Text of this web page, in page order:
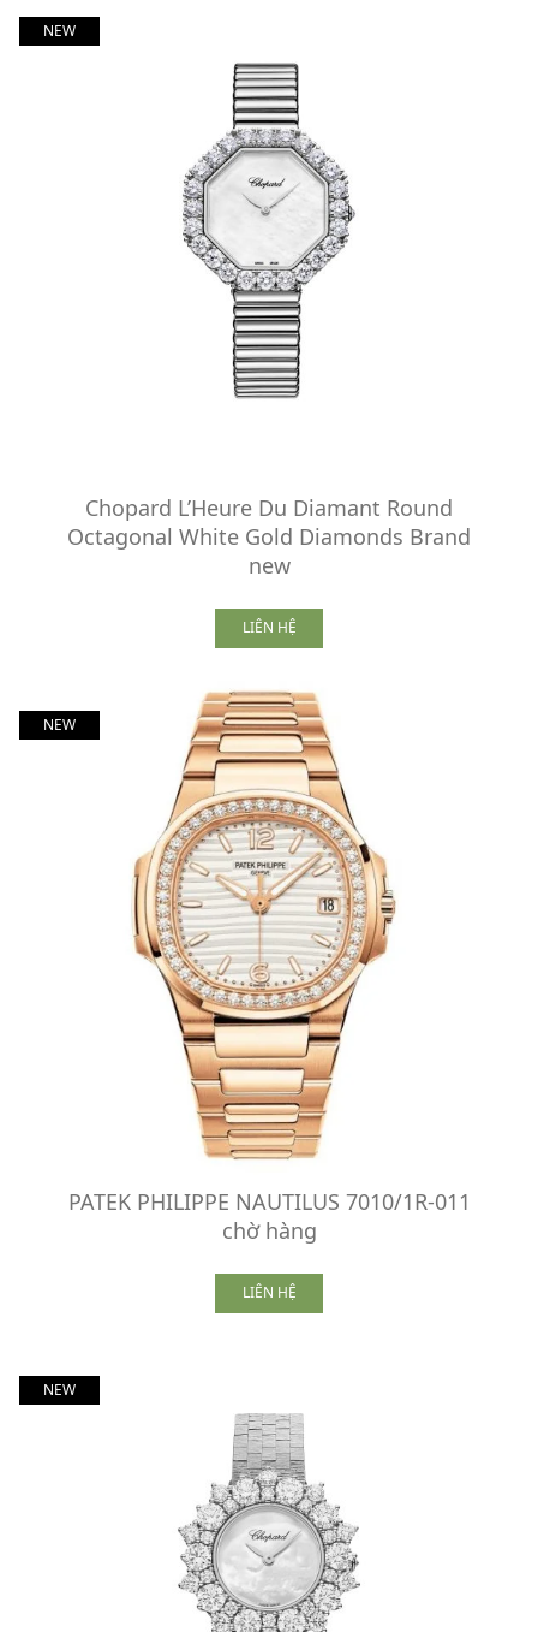
NEW
Chopard L’Heure Du Diamant Round
Octagonal White Gold Diamonds Brand
new
LIÊN HỆ
NEW
PATEK PHILIPPE NAUTILUS 7010/1R-011
chờ hàng
LIÊN HỆ
NEW